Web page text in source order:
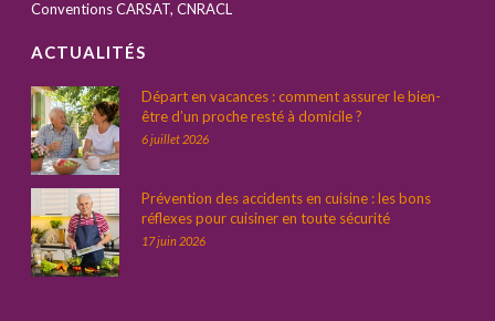
Conventions CARSAT, CNRACL
ACTUALITÉS
Départ en vacances : comment assurer le bien-
être d’un proche resté à domicile ?
6 juillet 2026
Prévention des accidents en cuisine : les bons
réflexes pour cuisiner en toute sécurité
17 juin 2026